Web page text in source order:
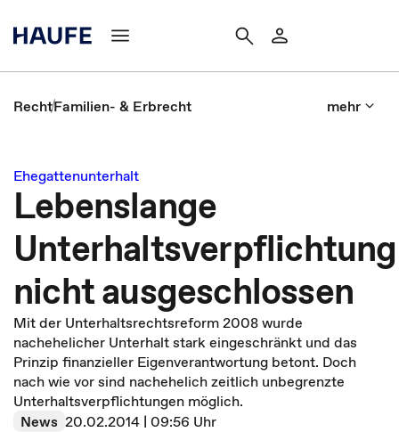
RechtFamilien- & Erbrecht mehr
Ehegattenunterhalt
Lebenslange
Unterhaltsverpflichtung
nicht ausgeschlossen
Mit der Unterhaltsrechtsreform 2008 wurde
nachehelicher Unterhalt stark eingeschränkt und das
Prinzip finanzieller Eigenverantwortung betont. Doch
nach wie vor sind nachehelich zeitlich unbegrenzte
Unterhaltsverpflichtungen möglich.
News 20.02.2014 | 09:56 Uhr